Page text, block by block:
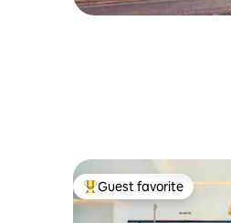
Top guest favorite
Guest favorite